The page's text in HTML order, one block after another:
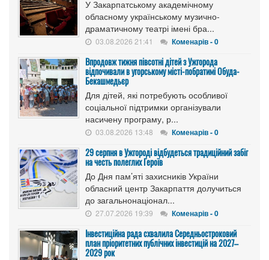
У Закарпатському академічному
обласному українському музично-
драматичному театрі імені бра...
03.08.2026 21:41 Коменарів - 0
Впродовж тижня півсотні дітей з Ужгорода
відпочивали в угорському місті-побратимі Обуда-
Бекашмедьєр
Для дітей, які потребують особливої
соціальної підтримки організували
насичену програму, р...
03.08.2026 13:48 Коменарів - 0
29 серпня в Ужгороді відбудеться традиційний забіг
на честь полеглих Героїв
До Дня пам’яті захисників України
обласний центр Закарпаття долучиться
до загальнонаціонал...
27.07.2026 19:39 Коменарів - 0
Інвестиційна рада схвалила Середньостроковий
план пріоритетних публічних інвестицій на 2027–
2029 рок